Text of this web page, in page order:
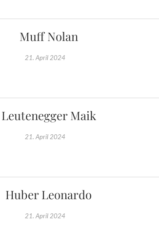
Muff Nolan
21. April 2024
Leutenegger Maik
21. April 2024
Huber Leonardo
21. April 2024